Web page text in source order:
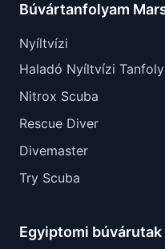
Búvártanfolyam
Nyíltvízi
Haladó Nyíltvízi
Nitrox Scuba
Rescue Diver
Divemaster
Try Scuba
Egyiptomi búvárutak